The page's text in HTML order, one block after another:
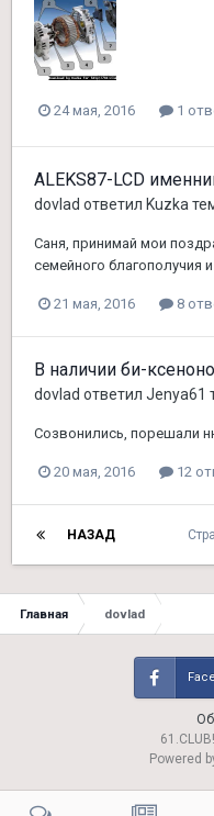
24 мая, 2016 1
ALEKS87-LCD
dovlad ответил Kuzka
Саня, принимай мои
семейного благополучия
21 мая, 2016 8
В наличии би-
dovlad ответил Jenya61
Созвонились, порешали
20 мая, 2016 12
НАЗАД
Главная dovlad
Powered